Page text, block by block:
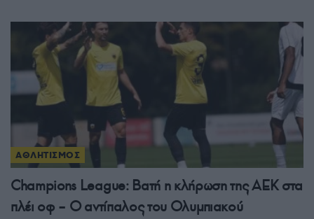
ΑΘΛΗΤΙΣΜΟΣ
Champions League: Βατή η κλήρωση της ΑΕΚ στα
πλέι οφ – Ο αντίπαλος του Ολυμπιακού